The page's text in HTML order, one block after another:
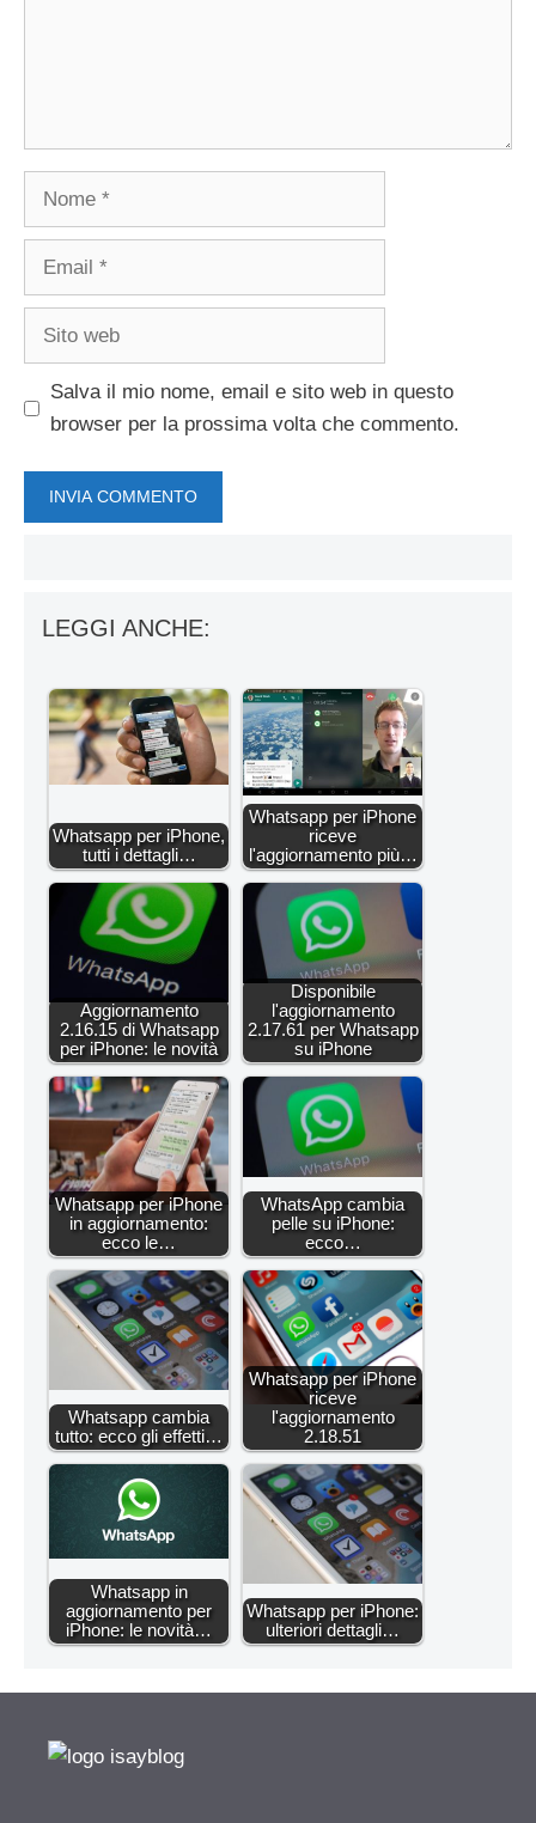
Nome
Email
Sito
Salva il mio nome, email e sito web in questo
browser per la prossima volta che commento.
LEGGI ANCHE:
Whatsapp per iPhone,
tutti i dettagli…
Whatsapp per iPhone
riceve
l'aggiornamento più…
Aggiornamento
2.16.15 di Whatsapp
per iPhone: le novità
Disponibile
l'aggiornamento
2.17.61 per Whatsapp
su iPhone
Whatsapp per iPhone
in aggiornamento:
ecco le…
WhatsApp cambia
pelle su iPhone:
ecco…
Whatsapp cambia
tutto: ecco gli effetti…
Whatsapp per iPhone
riceve
l'aggiornamento
2.18.51
Whatsapp in
aggiornamento per
iPhone: le novità…
Whatsapp per iPhone:
ulteriori dettagli…